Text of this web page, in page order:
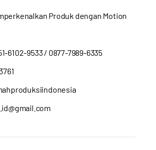
Produk dengan Motion
6102-9533/ 0877-7989-6335